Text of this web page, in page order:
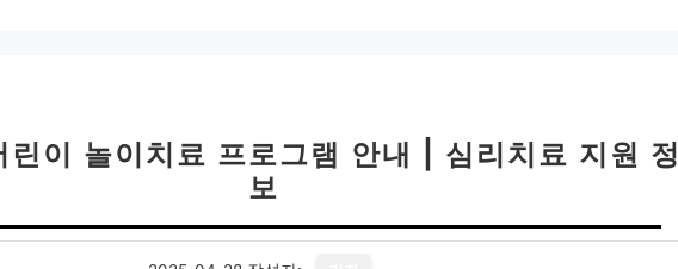
린이 놀이치료 프로그램 안내 | 심리치료 지원 정
보